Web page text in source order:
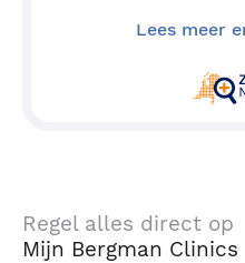
Lees meer
Regel alles direct op
Mijn Bergman Clinics